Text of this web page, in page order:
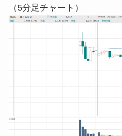
（5分足チャート）